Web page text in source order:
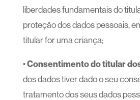
liberdades fundamentais do
proteção dos dados pessoais,
titular for uma criança;
•Consentimento do titular
dos dados tiver dado o seu
tratamento dos seus dados